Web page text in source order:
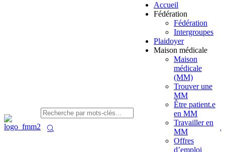
Accueil
Fédération
Fédération
Intergroupes
Plaidoyer
Maison médicale
Maison
médicale
(MM)
Trouver une
MM
Être patient.e
en MM
Travailler en
MM
Offres
d’emploi